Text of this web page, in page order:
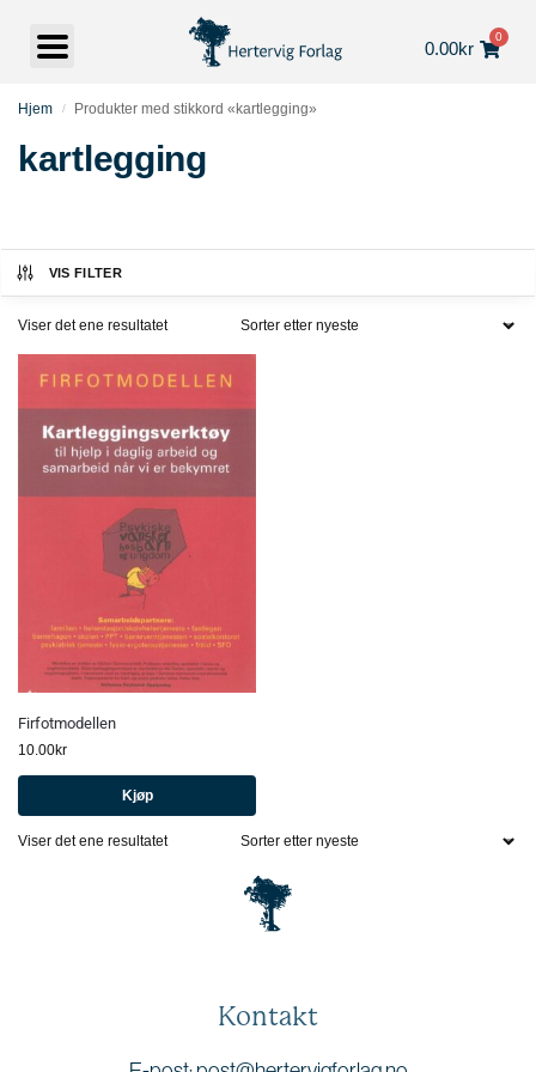
0.00kr
0
Hjem / Produkter med stikkord «kartlegging»
kartlegging
VIS FILTER
Viser det ene resultatet
Firfotmodellen
10.00kr
Kjøp
Viser det ene resultatet
Kontakt